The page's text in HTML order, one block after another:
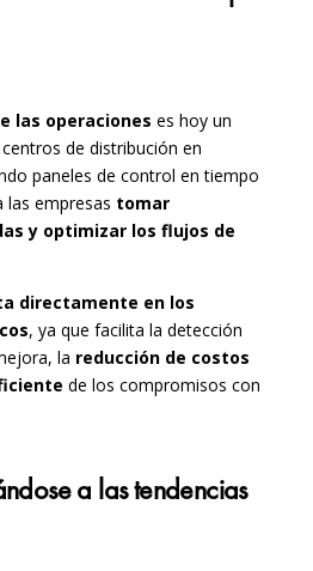
las operaciones es hoy un
de distribución en
paneles de control en tiempo
las empresas tomar
y optimizar los flujos de
directamente en los
, ya que facilita la detección
la reducción de costos
de los compromisos con
a las tendencias